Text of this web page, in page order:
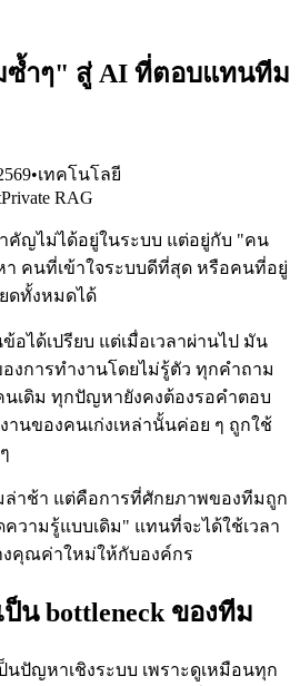
ซ้ำๆ" สู่ AI ที่ตอบแทนทีม
•เทคโนโลยี
Private RAG
คัญไม่ได้อยู่ในระบบ แต่อยู่กับ "คน
คนที่เข้าใจระบบดีที่สุด หรือคนที่อยู่
ดทั้งหมดได้
อได้เปรียบ แต่เมื่อเวลาผ่านไป มัน
งการทำงานโดยไม่รู้ตัว ทุกคำถาม
เดิม ทุกปัญหายังคงต้องรอคำตอบ
นของคนเก่งเหล่านั้นค่อย ๆ ถูกใช้
ล่าช้า แต่คือการที่ศักยภาพของทีมถูก
วามรู้แบบเดิม" แทนที่จะได้ใช้เวลา
คุณค่าใหม่ให้กับองค์กร
น bottleneck ของทีม
ปัญหาเชิงระบบ เพราะดูเหมือนทุก